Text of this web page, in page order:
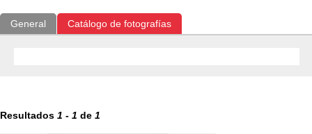
General Catálogo de fotografías
Resultados 1 - 1 de 1